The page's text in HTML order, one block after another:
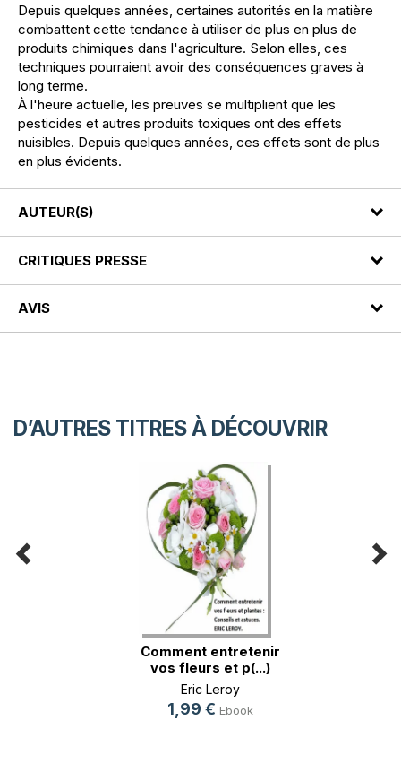
Depuis quelques années, certaines autorités en la matière
combattent cette tendance à utiliser de plus en plus de
produits chimiques dans l'agriculture. Selon elles, ces
techniques pourraient avoir des conséquences graves à
long terme.
À l'heure actuelle, les preuves se multiplient que les
pesticides et autres produits toxiques ont des effets
nuisibles. Depuis quelques années, ces effets sont de plus
en plus évidents.
AUTEUR(S)
CRITIQUES PRESSE
AVIS
D’AUTRES TITRES À DÉCOUVRIR
Comment entretenir
vos fleurs et p(...)
Eric Leroy
1,99 € Ebook